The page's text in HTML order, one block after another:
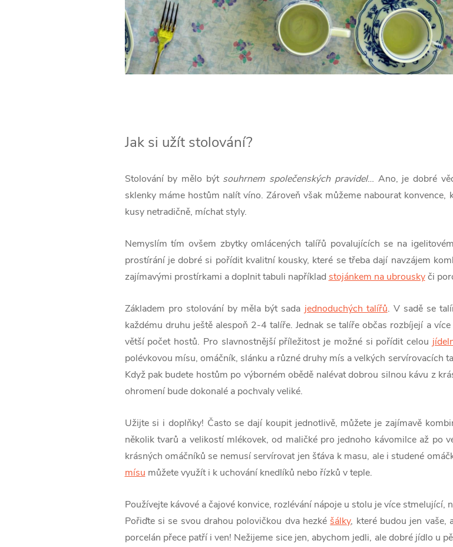
Jak si užít stolování?
Stolování by mělo být souhrnem společenských pravidel… Ano, je dobré
sklenky máme hostům nalít víno. Zároveň však můžeme nabourat
kusy netradičně, míchat styly.
Nemyslím tím ovšem zbytky omlácených talířů povalujících se na
prostírání je dobré si pořídit kvalitní kousky, které se třeba dají navzájem
zajímavými prostírkami a doplnit tabuli například stojánkem na ubrouskyči
Základem pro stolování by měla být sada jednoduchých talířů. V sadě se
každému druhu ještě alespoň 2-4 talíře. Jednak se talíře občas rozbíjejí a
větší počet hostů. Pro slavnostnější příležitost je možné si pořídit celou
polévkovou mísu, omáčník, slánku a různé druhy mís a velkých servírovacích
Když pak budete hostům po výborném obědě nalévat dobrou silnou kávu z
ohromení bude dokonalé a pochvaly veliké.
Užijte si i doplňky! Často se dají koupit jednotlivě, můžete je zajímavě
několik tvarů a velikostí mlékovek, od maličké pro jednoho kávomilce až po
krásných omáčníků se nemusí servírovat jen šťáva k masu, ale i studené
mísu můžete využít i k uchování knedlíků nebo řízků v teple.
Používejte kávové a čajové konvice, rozlévání nápoje u stolu je více
Pořiďte si se svou drahou polovičkou dva hezké šálky, které budou jen vaše,
porcelán přece patří i ven! Nežijeme sice jen, abychom jedli, ale dobré jídlo u